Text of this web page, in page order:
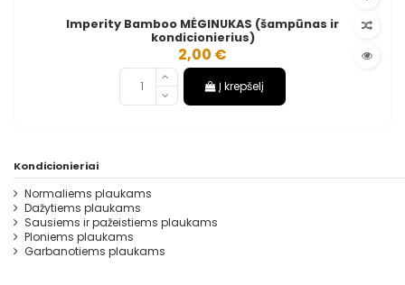
Imperity Bamboo MĖGINUKAS (šampūnas ir
kondicionierius)
2,00 €
Į krepšelį
Kondicionieriai
Normaliems plaukams
Dažytiems plaukams
Sausiems ir pažeistiems plaukams
Ploniems plaukams
Garbanotiems plaukams